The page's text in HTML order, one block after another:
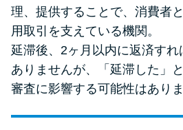
理、提供することで、消費者
用取引を支えている機関。
延滞後、2ヶ月以内に返済す
ありませんが、「延滞した」
審査に影響する可能性はありま